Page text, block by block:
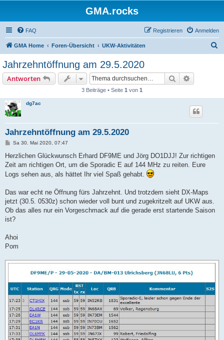
GMA.rocks
FAQ Anmelden
Registrieren
GMA Home Foren-Übersicht UKW-Aktivitäten
Jahrzehntöffnung am 29.5.2020
Antworten Suche
3 Beiträge • Seite 1 von 1
dg7ac
Jahrzehntöffnung am 29.5.2020
B
i
r
a
g
Sa 30. Mai 2020, 07:47
Herzlichen Glückwunsch Erhard DF9ME und Jörg DO1DJJ! Zur richtigen
Zeit am richtigen Ort, um die Sporadic E auf 144 MHz zu reiten. Eure
Logs sehen aus, als hättet Ihr viel Spaß gehabt.
Das war echt ne Öffnung fürs Jahrzehnt. Und trotzdem sieht DX-Maps
jetzt (30.5. 0530z) schon wieder voll bunt und zugekritzelt auf UKW aus.
Ob das alles nur ein Vorgeschmack auf die gerade erst startende Saison
ist?
Ahoi
Pom
.